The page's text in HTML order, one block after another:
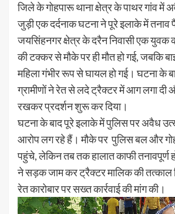
जिले के गोहपारू थाना क्षेत्र के पाथर गांव में
जुड़ी एक दर्दनाक घटना ने पूरे इलाके में तनाव
जयसिंहनगर क्षेत्र के दरैन निवासी एक युवक
की टक्कर से मौके पर ही मौत हो गई, जबकि
महिला गंभीर रूप से घायल हो गई। घटना के
ग्रामीणों ने रेत से लदे ट्रैक्टर में आग लगा
रखकर प्रदर्शन शुरू कर दिया।
घटना के बाद पूरे इलाके में पुलिस पर अवैध
आरोप लग रहे हैं। मौके पर पुलिस बल और
पहुंचे, लेकिन तब तक हालात काफी तनावपूर्ण
ने सड़क जाम कर ट्रैक्टर मालिक की तत्काल
रेत कारोबार पर सख्त कार्रवाई की मांग की।
Video